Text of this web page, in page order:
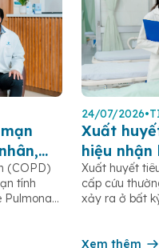
(COPD)
tính
bởi các
24/07/2026•
Xuất
hiệu
phương
Xuất huyết
cấp cứu
xảy ra ở bất
điều trị kịp
Xem thêm